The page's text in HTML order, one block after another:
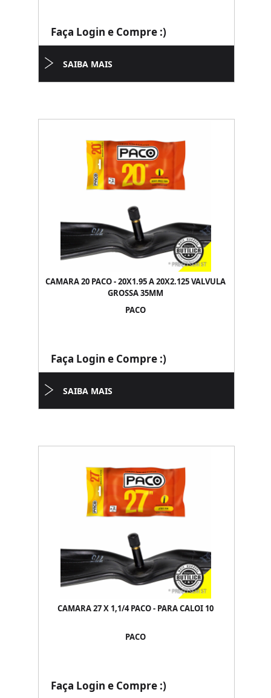
Faça Login e Compre :)
SAIBA MAIS
CAMARA 20 PACO - 20X1.95 A 20X2.125 VALVULA
GROSSA 35MM
PACO
Faça Login e Compre :)
SAIBA MAIS
CAMARA 27 X 1,1/4 PACO - PARA CALOI 10
PACO
Faça Login e Compre :)